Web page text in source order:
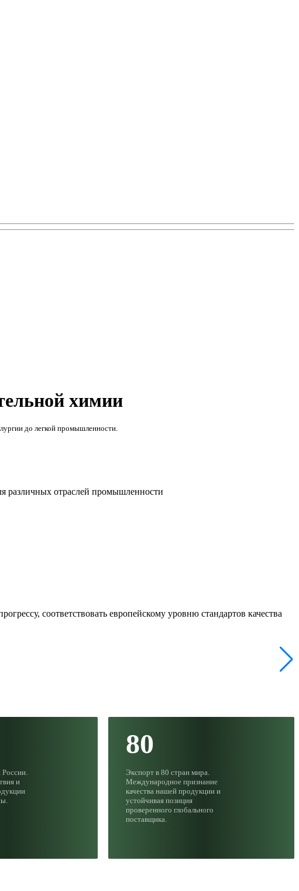
химии
до легкой промышленности.
различных отраслей промышленности
соответствовать европейскому уровню стандартов качества
России.
и
80
Экспорт в 80 стран мира.
Международное признание
качества нашей продукции и
устойчивая позиция
проверенного глобального
поставщика.